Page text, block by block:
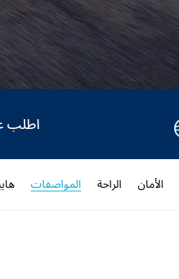
اطلب
الأمان الراحة المواصفات